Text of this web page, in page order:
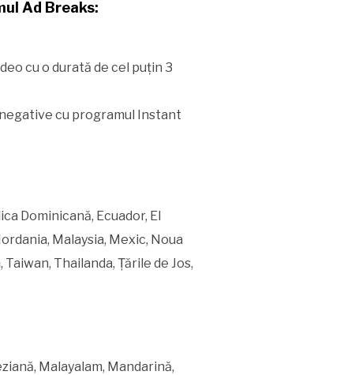
Ad Breaks:
cu o durată de cel puţin 3
cu programul Instant
Dominicană, Ecuador, El
Malaysia, Mexic, Noua
Thailanda, Țările de Jos,
Malayalam, Mandarină,